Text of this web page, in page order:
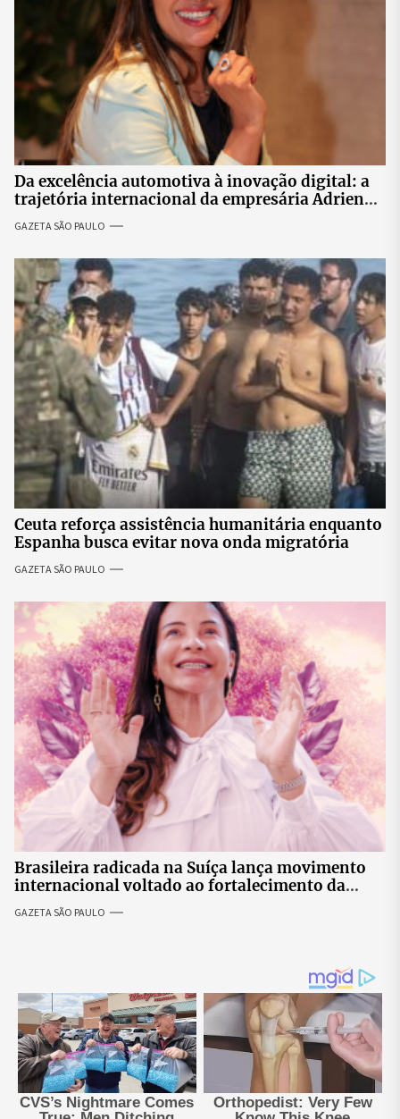
Da excelência automotiva à inovação digital: a
trajetória internacional da empresária Adriene
GAZETA SÃO PAULO
Ceuta reforça assistência humanitária enquanto
Espanha busca evitar nova onda migratória
GAZETA SÃO PAULO
Brasileira radicada na Suíça lança movimento
internacional voltado ao fortalecimento da
identidade feminina
GAZETA SÃO PAULO